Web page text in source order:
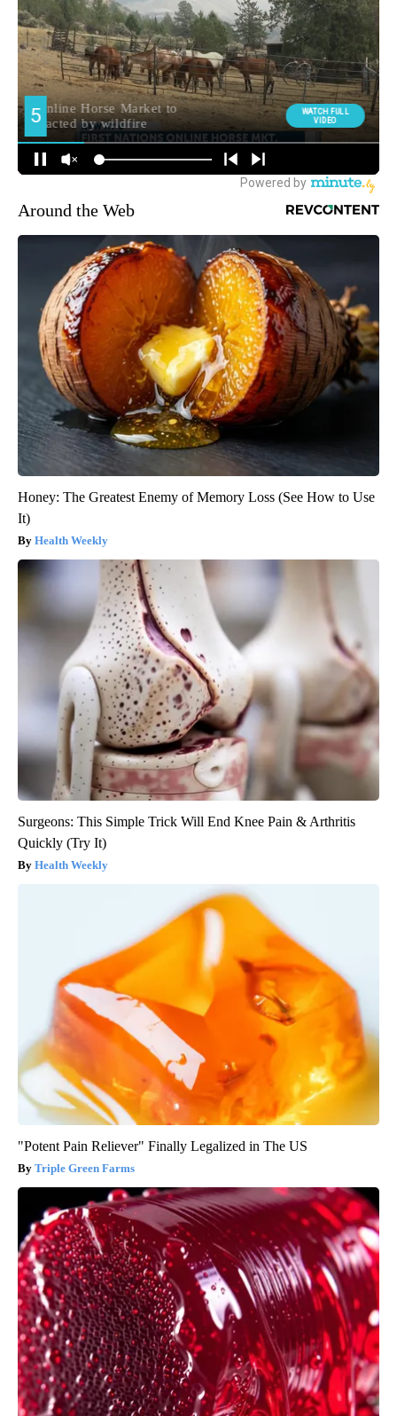
Around the Web
Honey: The Greatest Enemy of Memory Loss (See How to Use
It)
Health Weekly
Surgeons: This Simple Trick Will End Knee Pain & Arthritis
Quickly (Try It)
Health Weekly
"Potent Pain Reliever" Finally Legalized in The US
Triple Green Farms